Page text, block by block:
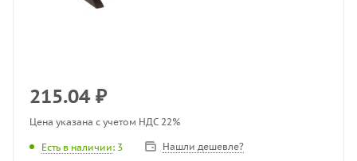
215.04 ₽
Цена указана с учетом НДС 22%
Есть в наличии: 3 Нашли дешевле?